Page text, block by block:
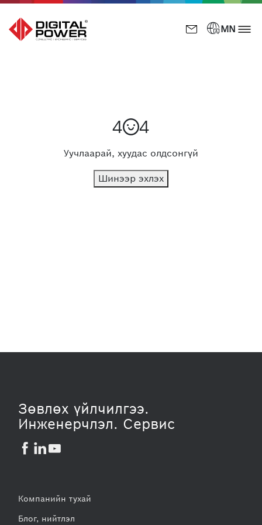
 󰎅MN
4 4
Уучлаарай, хуудас олдсонгүй
Шинээр эхлэх
Зөвлөх үйлчилгээ.
Инженерчлэл. Cервис
 
Компанийн тухай
Блог, нийтлэл